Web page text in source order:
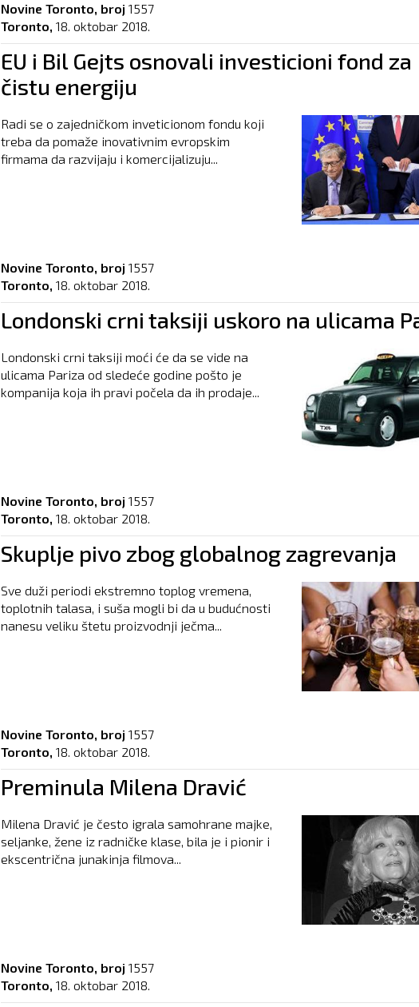
Novine Toronto, broj 1557
Toronto, 18. oktobar 2018.
EU i Bil Gejts osnovali investicioni fond za
čistu energiju
Radi se o zajedničkom inveticionom fondu koji
treba da pomaže inovativnim evropskim
firmama da razvijaju i komercijalizuju...
Novine Toronto, broj 1557
Toronto, 18. oktobar 2018.
Londonski crni taksiji uskoro na ulicama
Londonski crni taksiji moći će da se vide na
ulicama Pariza od sledeće godine pošto je
kompanija koja ih pravi počela da ih prodaje...
Novine Toronto, broj 1557
Toronto, 18. oktobar 2018.
Skuplje pivo zbog globalnog zagrevanja
Sve duži periodi ekstremno toplog vremena,
toplotnih talasa, i suša mogli bi da u budućnosti
nanesu veliku štetu proizvodnji ječma...
Novine Toronto, broj 1557
Toronto, 18. oktobar 2018.
Preminula Milena Dravić
Milena Dravić je često igrala samohrane majke,
seljanke, žene iz radničke klase, bila je i pionir i
ekscentrična junakinja filmova...
Novine Toronto, broj 1557
Toronto, 18. oktobar 2018.